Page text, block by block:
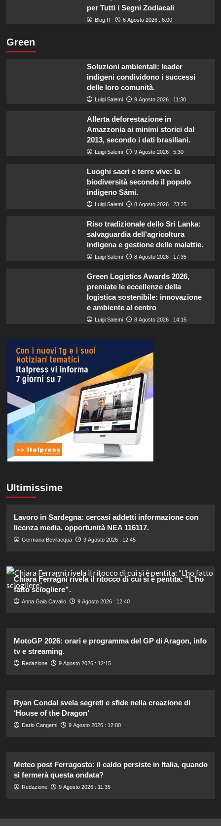
per Tutti i Segni Zodiacali
Blog.IT 6 Agosto 2026 : 6:00
Green
Soluzioni ambientali: leader
indigeni condividono i successi
delle loro comunità.
Luigi Salemi 9 Agosto 2026 : 11:30
Allerta deforestazione in
Amazzonia ai minimi storici dal
2013, secondo i dati brasiliani.
Luigi Salemi 9 Agosto 2026 : 5:30
Luoghi sacri e terre vive: la
biodiversità secondo il popolo
indigeno Sámi.
Luigi Salemi 8 Agosto 2026 : 23:25
Riso tradizionale dello Sri Lanka:
salvaguardia dell’agricoltura
indigena e gestione delle malattie.
Luigi Salemi 8 Agosto 2026 : 17:35
Green Logistics Awards 2026,
premiate le eccellenze della
logistica sostenibile: innovazione
e ambiente al centro
Luigi Salemi 8 Agosto 2026 : 14:15
Ultimissime
Lavoro in Sardegna: cercasi addetti informazione con
licenza media, opportunità NEA 116117.
Germana Bevilacqua 9 Agosto 2026 : 12:45
Chiara Ferragni rivela il ritocco di cui si è pentita: “L’ho
fatto sciogliere”.
Anna Gaia Cavallo 9 Agosto 2026 : 12:40
MotoGP 2026: orari e programma del GP di Aragon, info
tv e streaming.
Redazione 9 Agosto 2026 : 12:15
Ryan Condal svela segreti e sfide nella creazione di
‘House of the Dragon’
Dario Cangemi 9 Agosto 2026 : 12:00
Meteo post Ferragosto: il caldo persiste in Italia, quando
si fermerà questa ondata?
Redazione 9 Agosto 2026 : 11:35